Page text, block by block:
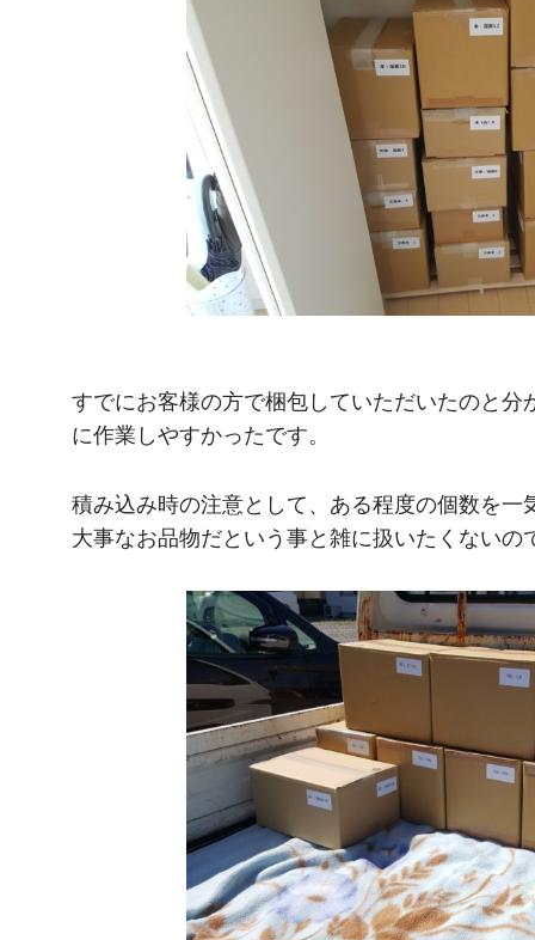
すでにお客様の方で梱包していただいたのと
に作業しやすかったです。
積み込み時の注意として、ある程度の個数を
大事なお品物だという事と雑に扱いたくない